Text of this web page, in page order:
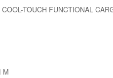
TOUCH FUNCTIONAL
M